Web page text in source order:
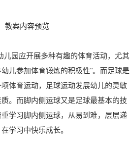
教案内容预览
园应开展多种有趣的体育活动，尤其
儿参加体育锻炼的积极性"。而足球是
体育运动，足球运动发展幼儿的灵敏
。而脚内侧运球又是足球最基本的技
学习脚内侧运球，从易到难，层层递
学习中快乐成长。